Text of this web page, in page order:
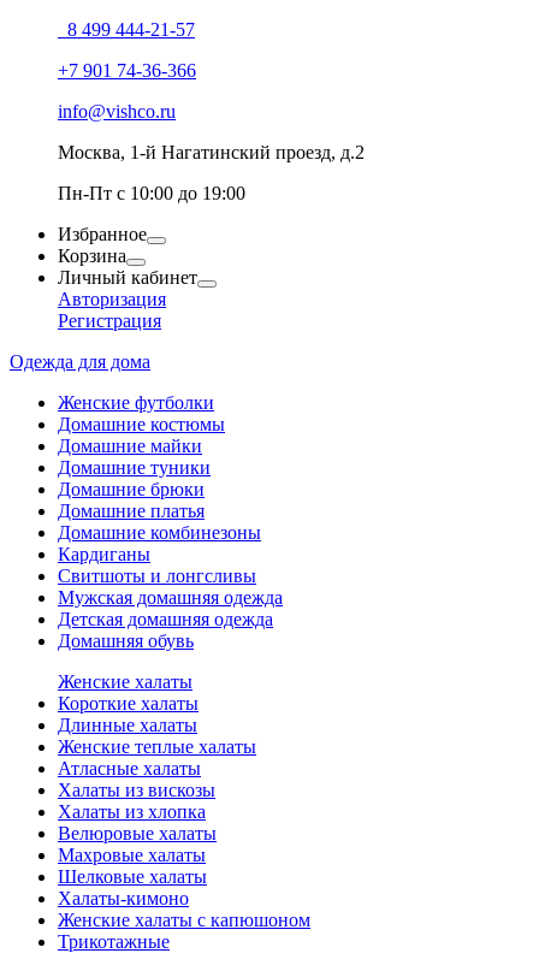
8 499 444-21-57
+7 901 74-36-366
info@vishco.ru
Москва, 1-й Нагатинский проезд, д.2
Пн-Пт с 10:00 до 19:00
Избранное
Корзина
Личный кабинет
Авторизация
Регистрация
Одежда для дома
Женские футболки
Домашние костюмы
Домашние майки
Домашние туники
Домашние брюки
Домашние платья
Домашние комбинезоны
Кардиганы
Свитшоты и лонгсливы
Мужская домашняя одежда
Детская домашняя одежда
Домашняя обувь
Женские халаты
Короткие халаты
Длинные халаты
Женские теплые халаты
Атласные халаты
Халаты из вискозы
Халаты из хлопка
Велюровые халаты
Махровые халаты
Шелковые халаты
Халаты-кимоно
Женские халаты с капюшоном
Трикотажные